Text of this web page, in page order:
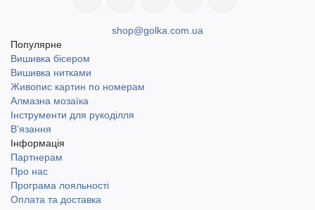
shop@golka.com.ua
Популярне
Вишивка бісером
Вишивка нитками
Живопис картин по номерам
Алмазна мозаїка
Інструменти для рукоділля
В'язання
Інформація
Партнерам
Про нас
Програма лояльності
Оплата та доставка